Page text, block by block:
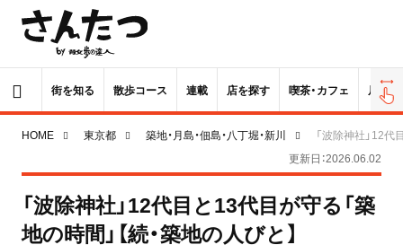
街を知る 散歩コース 連載 店を探す 喫茶・カフェ 居酒屋
HOME 東京都 築地・月島・佃島・八丁堀・新川
「波除神社」12代
更新日：2026.06.02
「波除神社」12代目と13代目が守る「築
地の時間」【続・築地の人びと】